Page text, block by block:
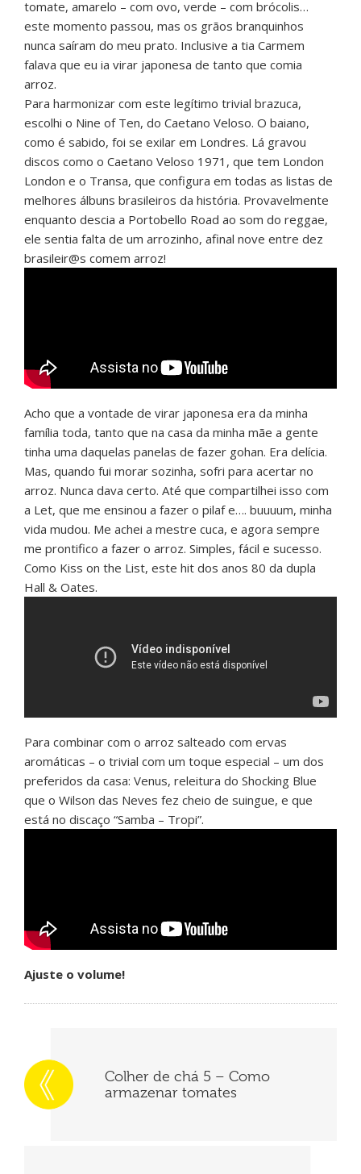
tomate, amarelo – com ovo, verde – com brócolis…
este momento passou, mas os grãos branquinhos
nunca saíram do meu prato. Inclusive a tia Carmem
falava que eu ia virar japonesa de tanto que comia
arroz.
Para harmonizar com este legítimo trivial brazuca,
escolhi o Nine of Ten, do Caetano Veloso. O baiano,
como é sabido, foi se exilar em Londres. Lá gravou
discos como o Caetano Veloso 1971, que tem London
London e o Transa, que configura em todas as listas de
melhores álbuns brasileiros da história. Provavelmente
enquanto descia a Portobello Road ao som do reggae,
ele sentia falta de um arrozinho, afinal nove entre dez
brasileir@s comem arroz!
Acho que a vontade de virar japonesa era da minha
família toda, tanto que na casa da minha mãe a gente
tinha uma daquelas panelas de fazer gohan. Era delícia.
Mas, quando fui morar sozinha, sofri para acertar no
arroz. Nunca dava certo. Até que compartilhei isso com
a Let, que me ensinou a fazer o pilaf e…. buuuum, minha
vida mudou. Me achei a mestre cuca, e agora sempre
me prontifico a fazer o arroz. Simples, fácil e sucesso.
Como Kiss on the List, este hit dos anos 80 da dupla
Hall & Oates.
Para combinar com o arroz salteado com ervas
aromáticas – o trivial com um toque especial – um dos
preferidos da casa: Venus, releitura do Shocking Blue
que o Wilson das Neves fez cheio de suingue, e que
está no discaço “Samba – Tropi”.
Ajuste o volume!
Colher de chá 5 – Como
armazenar tomates